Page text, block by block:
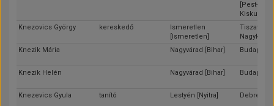
[Pest-
Kiskun]
Knezovics György
kereskedő
Ismeretlen
[Ismeretlen]
Nagykun-
Knezik Mária
Nagyvárad [Bihar] Budapest
Knezik Helén Nagyvárad [Bihar] Budapest
Knezevics Gyula tanító Lestyén [Nyitra] Debrecen